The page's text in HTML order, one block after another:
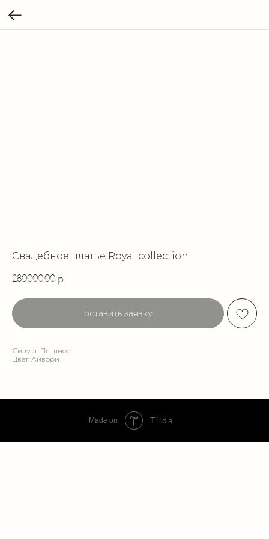
Свадебное платье Royal collection
280000,00 р.
оставить заявку
Силуэт: Пышное
Цвет: Айвори
Made on Tilda